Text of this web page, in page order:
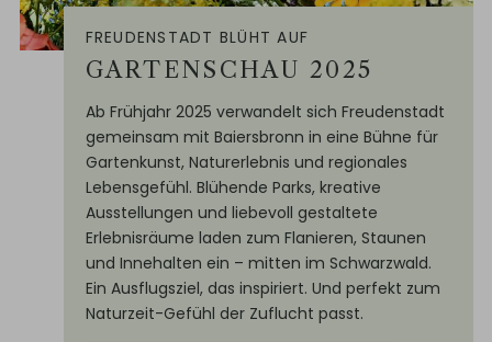
FREUDENSTADT BLÜHT AUF
GARTENSCHAU 2025
Ab Frühjahr 2025 verwandelt sich Freudenstadt
gemeinsam mit Baiersbronn in eine Bühne für
Gartenkunst, Naturerlebnis und regionales
Lebensgefühl. Blühende Parks, kreative
Ausstellungen und liebevoll gestaltete
Erlebnisräume laden zum Flanieren, Staunen
und Innehalten ein – mitten im Schwarzwald.
Ein Ausflugsziel, das inspiriert. Und perfekt zum
Naturzeit-Gefühl der Zuflucht passt.